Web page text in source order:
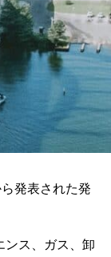
発表された発
ンス、ガス、卸